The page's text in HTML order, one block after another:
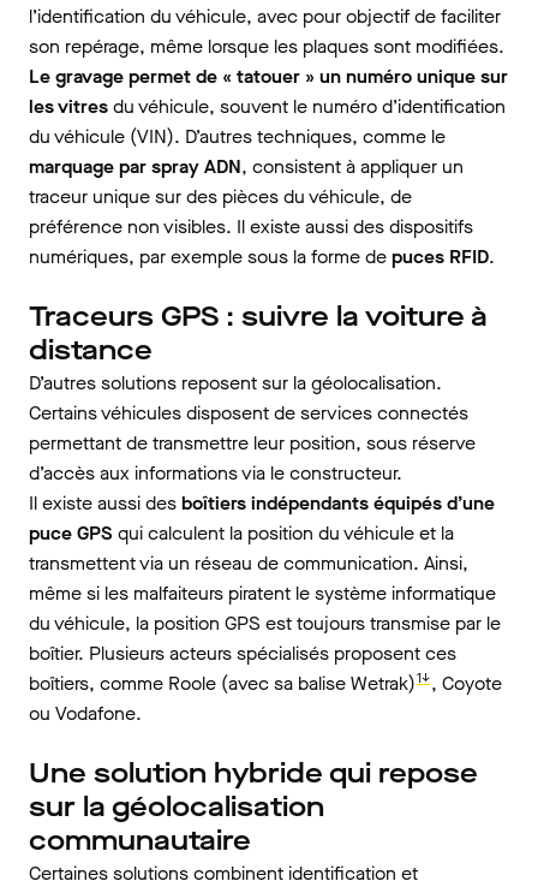
l’identification du véhicule, avec pour objectif de faciliter
son repérage, même lorsque les plaques sont modifiées.
Le gravage permet de « tatouer » un numéro unique sur
les vitresdu véhicule, souvent le numéro d’identification
du véhicule (VIN). D’autres techniques, comme le
marquage par spray ADN, consistent à appliquer un
traceur unique sur des pièces du véhicule, de
préférence non visibles. Il existe aussi des dispositifs
numériques, par exemple sous la forme depuces RFID.
Traceurs GPS : suivre la voiture à
distance
D’autres solutions reposent sur la géolocalisation.
Certains véhicules disposent de services connectés
permettant de transmettre leur position, sous réserve
d’accès aux informations via le constructeur.
Il existe aussi desboîtiers indépendants équipés d’une
puce GPS qui calculent la position du véhicule et la
transmettentvia un réseau de communication. Ainsi,
même si les malfaiteurs piratent le système informatique
du véhicule, la position GPS est toujours transmise par le
boîtier. Plusieurs acteurs spécialisés proposent ces
boîtiers, comme Roole (avec sa balise Wetrak)1↓, Coyote
ou Vodafone.
Une solution hybride qui repose
sur la géolocalisation
communautaire
Certaines solutions combinent identification et